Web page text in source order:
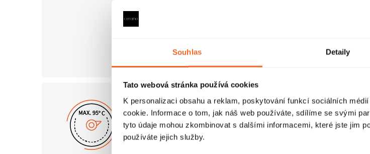
Souhlas Detaily
Tato webová stránka používá cookies
K personalizaci obsahu a reklam, poskytování funkcí sociálních
cookie. Informace o tom, jak náš web používáte, sdílíme se svými
tyto údaje mohou zkombinovat s dalšími informacemi, které jste jim
používáte jejich služby.
PEX trubkami o